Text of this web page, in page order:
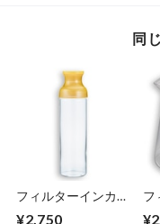
同
フィルターインカラ
フェ 1000ml
¥2,750
フ
ッ